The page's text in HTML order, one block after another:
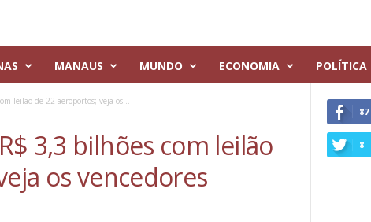
MANAUS MUNDO ECONOMIA POLÍTICA
leilão de 22 aeroportos; veja os...
3,3 bilhões com leilão
os vencedores
87
8